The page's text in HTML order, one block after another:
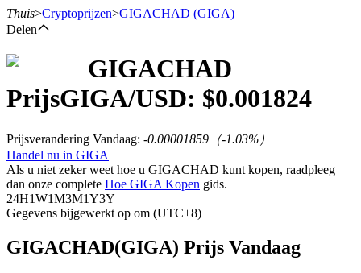
Termijncontracten
USDT-futures
Thuis>Cryptoprijzen>GIGACHAD (GIGA)
Delen
GIGACHAD
PrijsGIGA/USD: $0.001824
Prijsverandering Vandaag: -0.00001859 （-1.03%）
Handel nu in GIGA
Als u niet zeker weet hoe u GIGACHAD kunt kopen, raadpleeg
dan onze complete Hoe GIGA Kopen gids.
24H1W1M3M1Y3Y
Gegevens bijgewerkt op om (UTC+8)
GIGACHAD(GIGA) Prijs Vandaag